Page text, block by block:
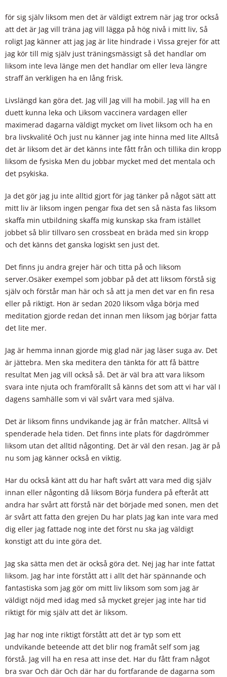
för sig själv liksom men det är väldigt extrem när jag tror också
att det är Jag vill träna jag vill lägga på hög nivå i mitt liv, Så
roligt Jag känner att jag jag är lite hindrade i Vissa grejer för att
jag kör till mig själv just träningsmässigt så det handlar om
liksom inte leva länge men det handlar om eller leva längre
straff än verkligen ha en lång frisk.
Livslängd kan göra det. Jag vill Jag vill ha mobil. Jag vill ha en
duett kunna leka och Liksom vaccinera vardagen eller
maximerad dagarna väldigt mycket om livet liksom och ha en
bra livskvalité Och just nu känner jag inte hinna med lite Alltså
det är liksom det är det känns inte fått från och tillika din kropp
liksom de fysiska Men du jobbar mycket med det mentala och
det psykiska.
Ja det gör jag ju inte alltid gjort för jag tänker på något sätt att
mitt liv är liksom ingen pengar fixa det sen så nästa fas liksom
skaffa min utbildning skaffa mig kunskap ska fram istället
jobbet så blir tillvaro sen crossbeat en bräda med sin kropp
och det känns det ganska logiskt sen just det.
Det finns ju andra grejer här och titta på och liksom
server.Osäker exempel som jobbar på det att liksom förstå sig
själv och förstår man här och så att ja men det var en fin resa
eller på riktigt. Hon är sedan 2020 liksom våga börja med
meditation gjorde redan det innan men liksom jag börjar fatta
det lite mer.
Jag är hemma innan gjorde mig glad när jag läser suga av. Det
är jättebra. Men ska meditera den tänkta för att få bättre
resultat Men jag vill också så. Det är väl bra att vara liksom
svara inte njuta och framförallt så känns det som att vi har väl I
dagens samhälle som vi väl svårt vara med själva.
Det är liksom finns undvikande jag är från matcher. Alltså vi
spenderade hela tiden. Det finns inte plats för dagdrömmer
liksom utan det alltid någonting. Det är väl den resan. Jag är på
nu som jag känner också en viktig.
Har du också känt att du har haft svårt att vara med dig själv
innan eller någonting då liksom Börja fundera på efteråt att
andra har svårt att förstå när det började med sonen, men det
är svårt att fatta den grejen Du har plats Jag kan inte vara med
dig eller jag fattade nog inte det först nu ska jag väldigt
konstigt att du inte göra det.
Jag ska sätta men det är också göra det. Nej jag har inte fattat
liksom. Jag har inte förstått att i allt det här spännande och
fantastiska som jag gör om mitt liv liksom som som jag är
väldigt nöjd med idag med så mycket grejer jag inte har tid
riktigt för mig själv att det är liksom.
Jag har nog inte riktigt förstått att det är typ som ett
undvikande beteende att det blir nog framåt self som jag
förstå. Jag vill ha en resa att inse det. Har du fått fram något
bra svar Och där Och där har du fortfarande de dagarna som